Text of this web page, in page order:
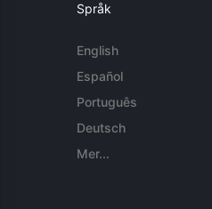
Språk
English
Español
Português
Deutsch
Mer...